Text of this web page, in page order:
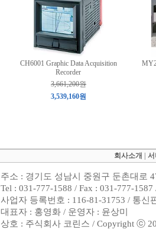
CH6001 Graphic Data Acquisition
Recorder
3,661,200원
3,539,160원
회사소개
주소 : 경기도 성남시 중원구 둔촌대로
Tel : 031-777-1588 / Fax : 031-777-
사업자 등록번호 : 116-81-31753 / 통신
대표자 : 홍영화 / 운영자 : 윤상미
상호 : 주식회사 코린스 / Copyright ⓒ